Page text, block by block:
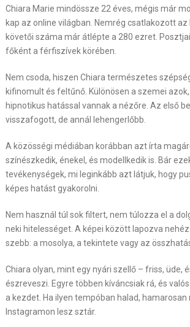
Chiara Marie mindössze 22 éves, mégis már
kap az online világban. Nemrég csatlakozott
követői száma már átlépte a 280 ezret.
főként a férfiszívek körében.
Nem csoda, hiszen Chiara természetes
kifinomult és feltűnő. Különösen a szemei
hipnotikus hatással vannak a nézőre. Az első
visszafogott, de annál lehengerlőbb.
A közösségi médiában korábban azt írta
színészkedik, énekel, és modellkedik is. Bár
tevékenységek, mi leginkább azt látjuk, hogy
képes hatást gyakorolni.
Nem használ túl sok filtert, nem túlozza el a
neki hitelességet. A képei között lapozva
szebb: a mosolya, a tekintete vagy az
Chiara olyan, mint egy nyári szellő – friss, üde,
észreveszi. Egyre többen kíváncsiak rá, és
a kezdet. Ha ilyen tempóban halad, hamarosan
Instagramon lesz sztár.